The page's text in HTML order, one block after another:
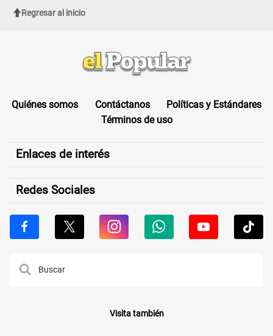
Regresar al inicio
Quiénes somos Contáctanos
Políticas y Estándares
Términos de uso
Enlaces de interés
Redes Sociales
Visita también